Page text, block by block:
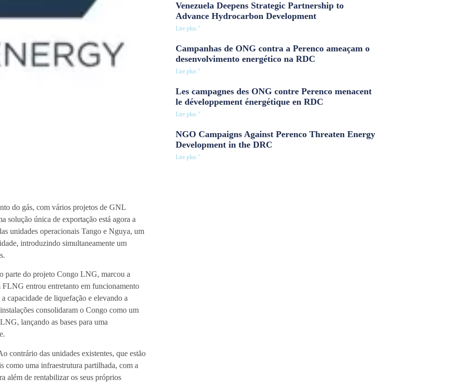
do gás, com vários projetos de GNL
solução única de exportação está agora a
unidades operacionais Tango e Nguya, um
introduzindo simultaneamente um
parte do projeto Congo LNG, marcou a
FLNG entrou entretanto em funcionamento
capacidade de liquefação e elevando a
consolidaram o Congo como um
lançando as bases para uma
contrário das unidades existentes, que estão
como uma infraestrutura partilhada, com a
além de rentabilizar os seus próprios
Venezuela Deepens Strategic Partnership to
Advance Hydrocarbon Development
Lire plus "
Campanhas de ONG contra a Perenco ameaçam o
desenvolvimento energético na RDC
Lire plus "
Les campagnes des ONG contre Perenco menacent
le développement énergétique en RDC
Lire plus "
NGO Campaigns Against Perenco Threaten Energy
Development in the DRC
Lire plus "